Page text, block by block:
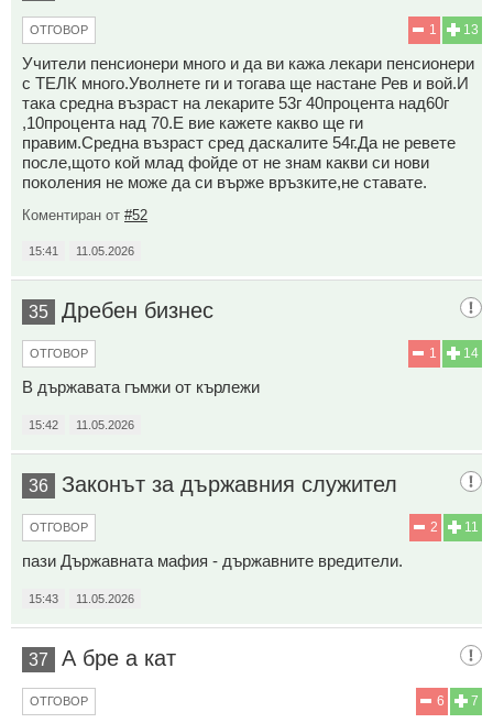
13
1
ОТГОВОР
Учители пенсионери много и да ви кажа лекари пенсионери
с ТЕЛК много.Уволнете ги и тогава ще настане Рев и вой.И
така средна възраст на лекарите 53г 40процента над60г
,10процента над 70.Е вие кажете какво ще ги
правим.Средна възраст сред даскалите 54г.Да не ревете
после,щото кой млад фойде от не знам какви си нови
поколения не може да си върже връзките,не ставате.
Коментиран от #52
15:41 11.05.2026
35 Дребен бизнес
14
1
ОТГОВОР
В държавата гъмжи от кърлежи
15:42 11.05.2026
36 Законът за държавния служител
11
2
ОТГОВОР
пази Държавната мафия - държавните вредители.
15:43 11.05.2026
37 А бре а кат
7
6
ОТГОВОР